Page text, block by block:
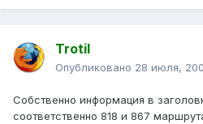
Trotil
Опубликовано 28 июля,
Собственно информация в
соответственно 818 и 867